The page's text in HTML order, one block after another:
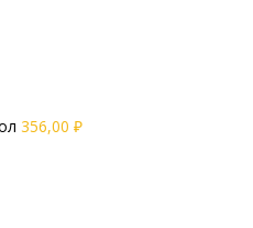
356,00 ₽